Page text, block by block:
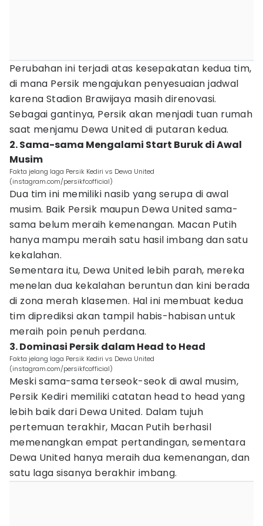
Perubahan ini terjadi atas kesepakatan kedua tim,
di mana Persik mengajukan penyesuaian jadwal
karena Stadion Brawijaya masih direnovasi.
Sebagai gantinya, Persik akan menjadi tuan rumah
saat menjamu Dewa United di putaran kedua.
2. Sama-sama Mengalami Start Buruk di Awal
Musim
Fakta jelang laga Persik Kediri vs Dewa United
(instagram.com/persikfcofficial)
Dua tim ini memiliki nasib yang serupa di awal
musim. Baik Persik maupun Dewa United sama-
sama belum meraih kemenangan. Macan Putih
hanya mampu meraih satu hasil imbang dan satu
kekalahan.
Sementara itu, Dewa United lebih parah, mereka
menelan dua kekalahan beruntun dan kini berada
di zona merah klasemen. Hal ini membuat kedua
tim diprediksi akan tampil habis-habisan untuk
meraih poin penuh perdana.
3. Dominasi Persik dalam Head to Head
Fakta jelang laga Persik Kediri vs Dewa United
(instagram.com/persikfcofficial)
Meski sama-sama terseok-seok di awal musim,
Persik Kediri memiliki catatan head to head yang
lebih baik dari Dewa United. Dalam tujuh
pertemuan terakhir, Macan Putih berhasil
memenangkan empat pertandingan, sementara
Dewa United hanya meraih dua kemenangan, dan
satu laga sisanya berakhir imbang.